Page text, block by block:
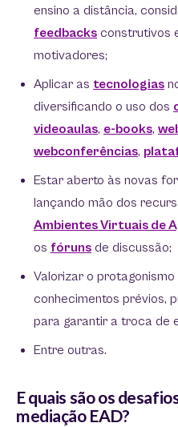
ensino a distância,
feedbacks construtivos
motivadores;
Aplicar as tecnologias
diversificando o uso dos
videoaulas, e-books,
webconferências,
Estar aberto às novas
lançando mão dos
Ambientes Virtuais de
os fóruns de discussão;
Valorizar o
conhecimentos prévios,
para garantir a troca de
Entre outras.
E quais são os
mediação EAD?